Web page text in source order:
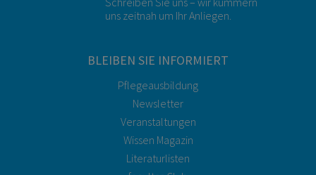
uns zeitnah um Ihr Anliegen.
BLEIBEN SIE INFORMIERT
Pflegeausbildung
Newsletter
Veranstaltungen
Wissen Magazin
Literaturlisten